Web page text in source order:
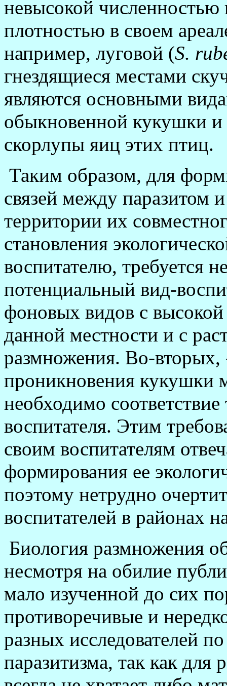
невысокой численностью
плотностью в своем
например, луговой (S.
гнездящиеся местами
являются основными
обыкновенной кукушки и
скорлупы яиц этих птиц.
Таким образом, для
связей между паразитом
территории их
становления
воспитателю, требуется
потенциальный вид-
фоновых видов с
данной местности и с
размножения. Во-вторых,
проникновения кукушки
необходимо
воспитателя. Этим
своим воспитателям
формирования ее
поэтому нетрудно
воспитателей в районах
Биология размножения
несмотря на обилие
мало изученной до сих
противоречивые и
разных исследователей
паразитизма, так как